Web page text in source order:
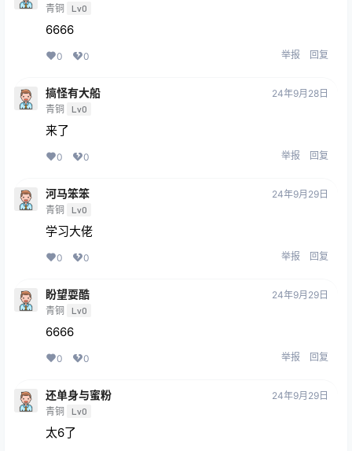
青铜 Lv0
6666
0 0 举报 回复
搞怪有大船
青铜 Lv0
24年9月28日
来了
0 0 举报 回复
河马笨笨
青铜 Lv0
24年9月29日
学习大佬
0 0 举报 回复
盼望耍酷
青铜 Lv0
24年9月29日
6666
0 0 举报 回复
还单身与蜜粉
青铜 Lv0
24年9月29日
太6了